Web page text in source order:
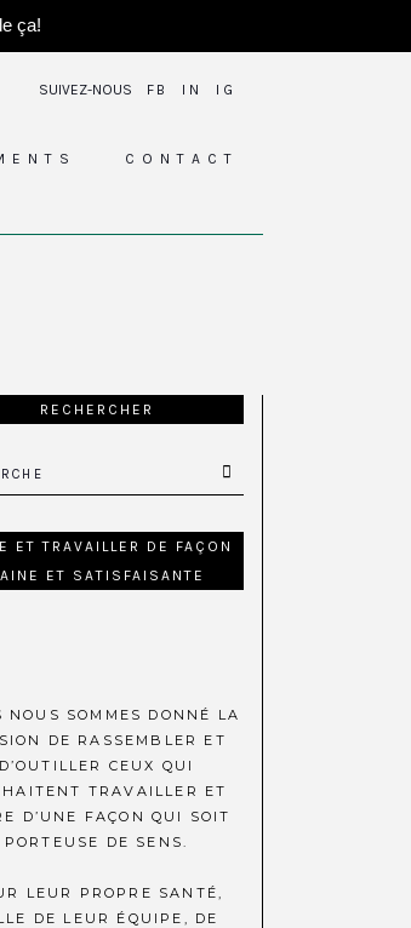
ça!
SUIVEZ-NOUS FB IN IG
CONTACT
RECHERCHER
ET TRAVAILLER DE FAÇON
ET SATISFAISANTE
NOUS SOMMES DONNÉ LA
DE RASSEMBLER ET
D’OUTILLER CEUX QUI
TRAVAILLER ET
D’UNE FAÇON QUI SOIT
PORTEUSE DE SENS.
LEUR PROPRE SANTÉ,
DE LEUR ÉQUIPE, DE